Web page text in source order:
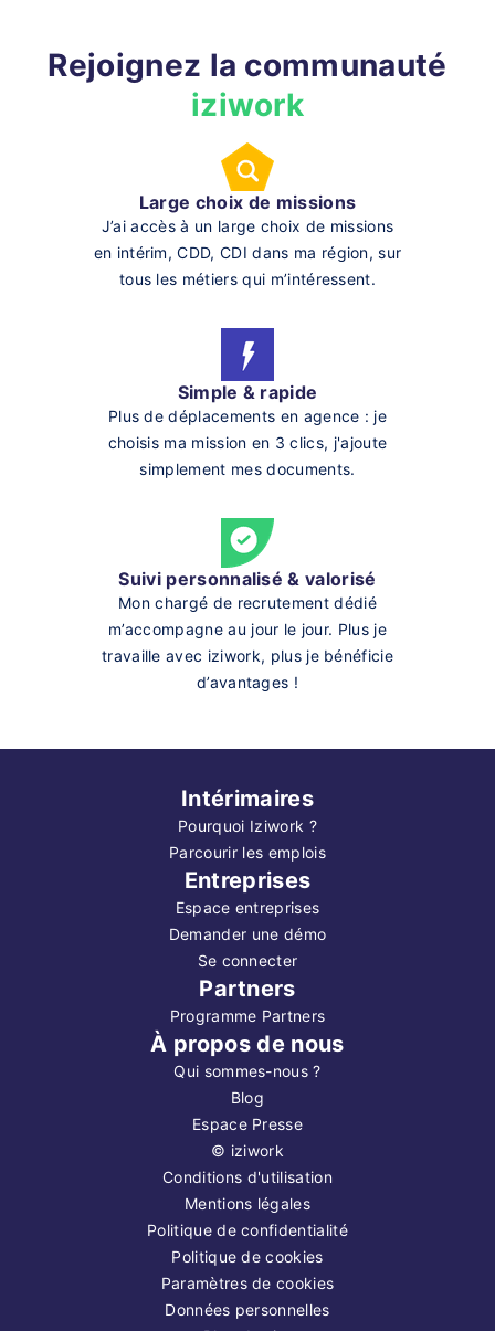
Rejoignez la communauté
iziwork
Large choix de missions
J’ai accès à un large choix de missions
en intérim, CDD, CDI dans ma région, sur
tous les métiers qui m’intéressent.
Simple & rapide
Plus de déplacements en agence : je
choisis ma mission en 3 clics, j'ajoute
simplement mes documents.
Suivi personnalisé & valorisé
Mon chargé de recrutement dédié
m’accompagne au jour le jour. Plus je
travaille avec iziwork, plus je bénéficie
d’avantages !
Intérimaires
Pourquoi Iziwork ?
Parcourir les emplois
Entreprises
Espace entreprises
Demander une démo
Se connecter
Partners
Programme Partners
À propos de nous
Qui sommes-nous ?
Blog
Espace Presse
© iziwork
Conditions d'utilisation
Mentions légales
Politique de confidentialité
Politique de cookies
Paramètres de cookies
Données personnelles